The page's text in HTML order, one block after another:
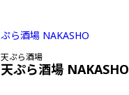
天ぷら酒場
天ぷら酒場 NAKASHO